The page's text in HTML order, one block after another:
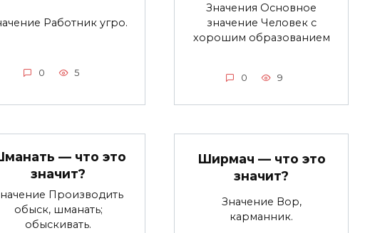
Работник угро.
0 5
Значения Основное
значение Человек с
хорошим образованием
0 9
— что это
значит?
Производить
обыск, шманать;
обыскивать.
Ширмач — что это
значит?
Значение Вор,
карманник.